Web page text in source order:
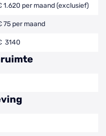
1.620 per maand (exclusief)
75 per maand
3140